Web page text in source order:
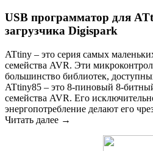
USB программатор для
загрузчика Digispark
ATtiny – это серия самых
семейства AVR. Эти
большинство библиотек,
ATtiny85 – это 8-пиновый 8-
семейства AVR. Его
энергопотребление делают его
Читать далее →